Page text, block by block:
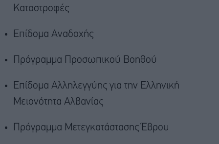
Καταστροφές
Επίδομα Αναδοχής
Πρόγραμμα Προσωπικού Βοηθού
Επίδομα Αλληλεγγύης για την Ελληνική
Μειονότητα Αλβανίας
Πρόγραμμα Μετεγκατάστασης Έβρου